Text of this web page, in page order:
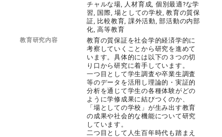
チャルな場, 人材育成, 個別最適?な学
習, 国際, 場としての学校, 教育の質保
証, 比較教育, 課外活動, 部活動の内部
化, 高等教育
教育研究内容
教育の質保証を社会学的経済学的に
考察していくことから研究を進めて
います。具体的には以下の３つの切
り口から研究に着手しています。
一つ目として学生調査や卒業生調査
等のデータを活用し理論的・実証的
分析を通じて学生の各種体験がどの
ように学修成果に結びつくのか、
「場としての学校」が生み出す教育
の成果や社会的な機能について研究
しています。
二つ目として人生百年時代も踏まえ